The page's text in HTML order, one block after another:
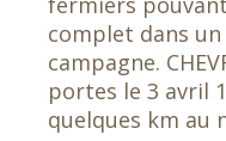
complet dans
campagne.
portes le 3 avril
quelques km au